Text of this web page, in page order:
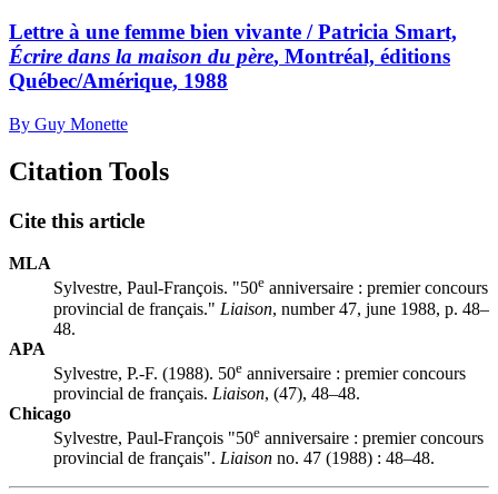
Lettre à une femme bien vivante / Patricia Smart,
Écrire dans la maison du père, Montréal, éditions
Québec/Amérique, 1988
By Guy Monette
Citation Tools
Cite this article
MLA
Sylvestre, Paul-François. "50e anniversaire : premier concours
provincial de français." Liaison, number 47, june 1988, p. 48–
48.
APA
Sylvestre, P.-F. (1988). 50e anniversaire : premier concours
provincial de français. Liaison, (47), 48–48.
Chicago
Sylvestre, Paul-François "50e anniversaire : premier concours
provincial de français". Liaison no. 47 (1988) : 48–48.